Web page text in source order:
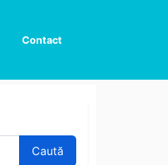
Contact
Caută